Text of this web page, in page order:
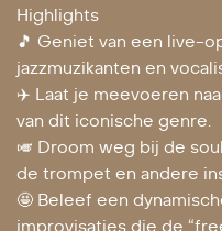
Highlights
🎵 Geniet van een live-
jazzmuzikanten en
✈️ Laat je meevoeren
van dit iconische genre.
🎺 Droom weg bij de
de trompet en andere
🤩 Beleef een
improvisaties die de